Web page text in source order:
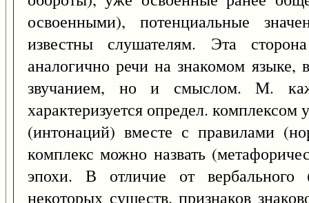
освоенными), потенциальные
известны слушателям. Эта
аналогично речи на знакомом языке,
звучанием, но и смыслом. М.
характеризуется определ. комплексом
(интонаций) вместе с правилами
комплекс можно назвать
эпохи. В отличие от
некоторых существ. признаков